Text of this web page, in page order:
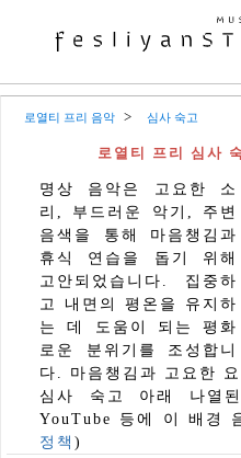
로열티 프리 음악 심사 숙고
로열티 프리 심사
명상 음악은 고요한 소
리, 부드러운 악기, 주변
음색을 통해 마음챙김과
휴식 연습을 돕기 위해
고안되었습니다. 집중하
고 내면의 평온을 유지하
는 데 도움이 되는 평화
로운 분위기를 조성합니
다. 마음챙김과 고요한
심사 숙고 아래 나열
YouTube 등에 이 배경
정책 )